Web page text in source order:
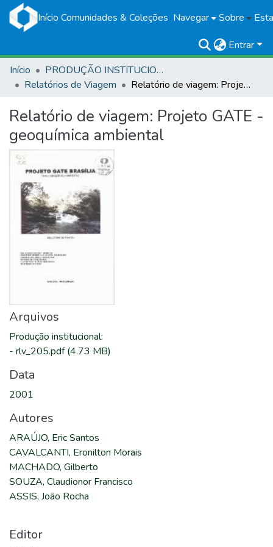
Início Comunidades & Coleções Navegar Sobre
Entrar
Início
PRODUÇÃO INSTITUCIONAL
Relatórios de Viagem
Relatório de viagem: Projeto GATE - geoquímica ambiental
Relatório de viagem: Projeto GATE -
geoquímica ambiental
Arquivos
Produção institucional:
- rlv_205.pdf(4.73 MB)
Data
2001
Autores
ARAÚJO, Eric Santos
CAVALCANTI, Eronilton Morais
MACHADO, Gilberto
SOUZA, Claudionor Francisco
ASSIS, João Rocha
Editor